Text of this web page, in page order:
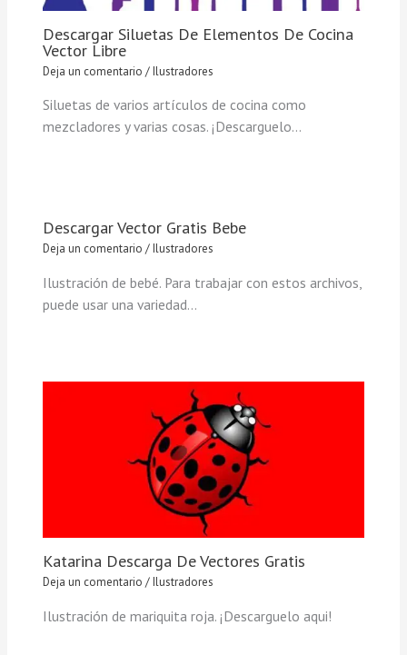
Descargar Siluetas De Elementos De Cocina
Vector Libre
Deja un comentario /Ilustradores
Siluetas de varios artículos de cocina como
mezcladores y varias cosas. ¡Descarguelo…
Descargar Vector Gratis Bebe
Deja un comentario /Ilustradores
Ilustración de bebé. Para trabajar con estos archivos,
puede usar una variedad…
Katarina Descarga De Vectores Gratis
Deja un comentario /Ilustradores
Ilustración de mariquita roja. ¡Descarguelo aqui!